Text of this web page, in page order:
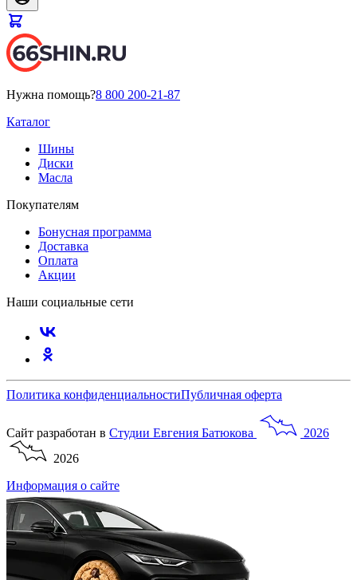
Нужна помощь?8 800 200-21-87
Каталог
Шины
Диски
Масла
Покупателям
Бонусная программа
Доставка
Оплата
Акции
Наши социальные сети
Политика конфиденциальностиПубличная оферта
Сайт разработан в Студии Евгения Батюкова
2026
2026
Информация о сайте